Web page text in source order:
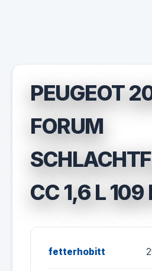
PEUGEOT
FORUM
CC 1,6 L 109
fetterhobitt